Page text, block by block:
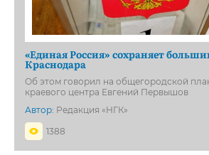
«Единая Россия» сохраняет
Краснодара
Об этом говорил на общегородской
краевого центра Евгений Первышов
Автор: Редакция «НГК»
1388